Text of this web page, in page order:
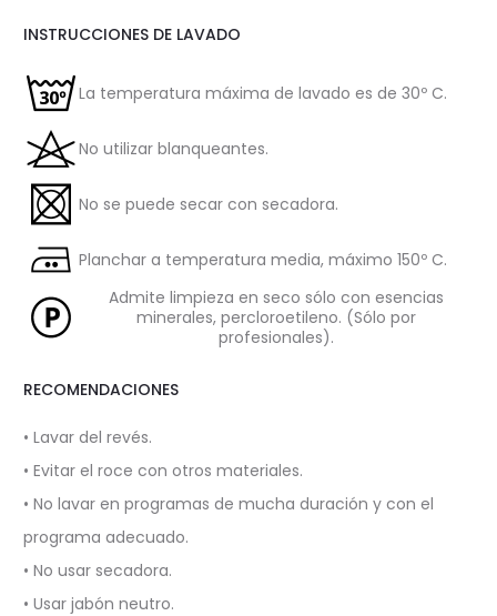
INSTRUCCIONES DE LAVADO
La temperatura máxima de lavado es de 30º C.
No utilizar blanqueantes.
No se puede secar con secadora.
Planchar a temperatura media, máximo 150º C.
Admite limpieza en seco sólo con esencias
minerales, percloroetileno. (Sólo por
profesionales).
RECOMENDACIONES
• Lavar del revés.
• Evitar el roce con otros materiales.
• No lavar en programas de mucha duración y con el
programa adecuado.
• No usar secadora.
• Usar jabón neutro.